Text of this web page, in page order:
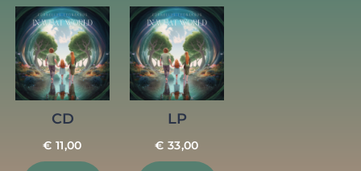
CD
€ 11,00
LP
€ 33,00